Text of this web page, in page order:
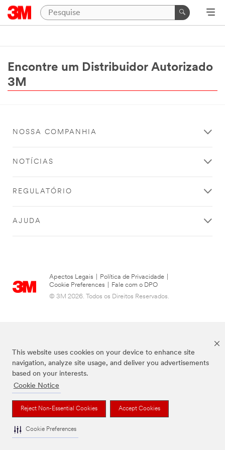
This website uses cookies on your device to enhance site
navigation, analyze site usage, and deliver you advertisements
based on your interests.
Cookie Notice
Reject Non-Essential Cookies Accept Cookies
Cookie Preferences
NOSSA COMPANHIA
NOTÍCIAS
REGULATÓRIO
AJUDA
Apectos Legais Política de Privacidade
Cookie Preferences
Fale com o DPO
© 3M 2026. Todos os Direitos Reservados.
As marcas listadas a cima são marcas comerciais da 3M.